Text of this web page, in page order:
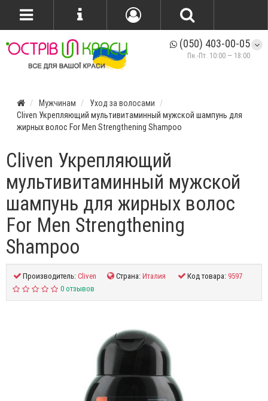
(050) 403-00-05
Пн.-Пт. 10:00 — 18:00
Мужчинам
Уход за волосами
Cliven Укрепляющий мультивитаминный мужской шампунь для
жирных волос For Men Strengthening Shampoo
Cliven Укрепляющий
мультивитаминный мужской
шампунь для жирных волос
For Men Strengthening
Shampoo
Производитель:Cliven Страна:Италия Код товара: 9597
0 отзывов